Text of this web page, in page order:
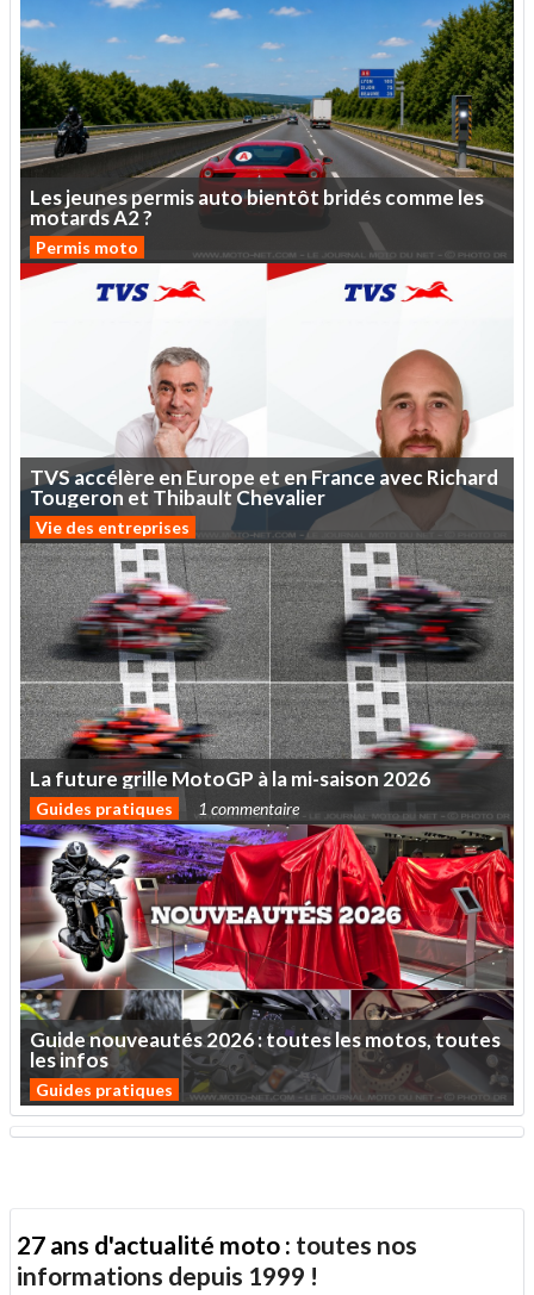
Lesjeunespermisautobientôt bridéscommeles
motardsA2?
Permis moto
TVSaccélère enEurope et enFrance avecRichard
Tougeron et Thibault Chevalier
Vie des entreprises
Lafuturegrille MotoGP àlami-saison 2026
Guides pratiques 1 commentaire
Guidenouveautés2026:touteslesmotos,toutes
lesinfos
Guides pratiques
27 ans d'actualité moto : toutes nos
informations depuis 1999 !